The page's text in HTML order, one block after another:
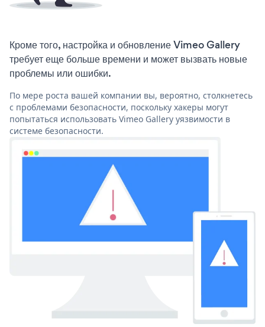
Кроме того, настройка и обновление Vimeo Gallery
требует еще больше времени и может вызвать новые
проблемы или ошибки.
По мере роста вашей компании вы, вероятно, столкнетесь
с проблемами безопасности, поскольку хакеры могут
попытаться использовать Vimeo Gallery уязвимости в
системе безопасности.